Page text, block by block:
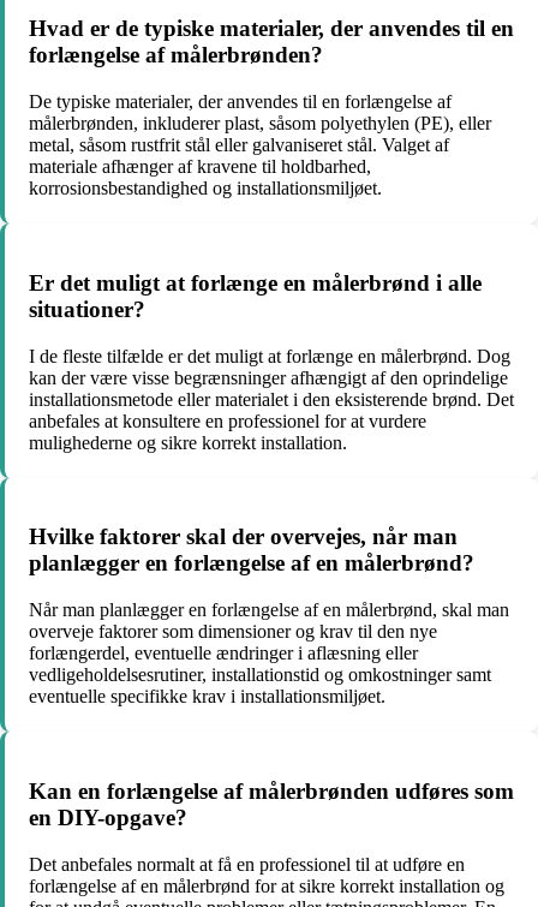
Hvad er de typiske materialer, der anvendes til en
forlængelse af målerbrønden?
De typiske materialer, der anvendes til en forlængelse af
målerbrønden, inkluderer plast, såsom polyethylen (PE), eller
metal, såsom rustfrit stål eller galvaniseret stål. Valget af
materiale afhænger af kravene til holdbarhed,
korrosionsbestandighed og installationsmiljøet.
Er det muligt at forlænge en målerbrønd i alle
situationer?
I de fleste tilfælde er det muligt at forlænge en målerbrønd. Dog
kan der være visse begrænsninger afhængigt af den oprindelige
installationsmetode eller materialet i den eksisterende brønd. Det
anbefales at konsultere en professionel for at vurdere
mulighederne og sikre korrekt installation.
Hvilke faktorer skal der overvejes, når man
planlægger en forlængelse af en målerbrønd?
Når man planlægger en forlængelse af en målerbrønd, skal man
overveje faktorer som dimensioner og krav til den nye
forlængerdel, eventuelle ændringer i aflæsning eller
vedligeholdelsesrutiner, installationstid og omkostninger samt
eventuelle specifikke krav i installationsmiljøet.
Kan en forlængelse af målerbrønden udføres som
en DIY-opgave?
Det anbefales normalt at få en professionel til at udføre en
forlængelse af en målerbrønd for at sikre korrekt installation og